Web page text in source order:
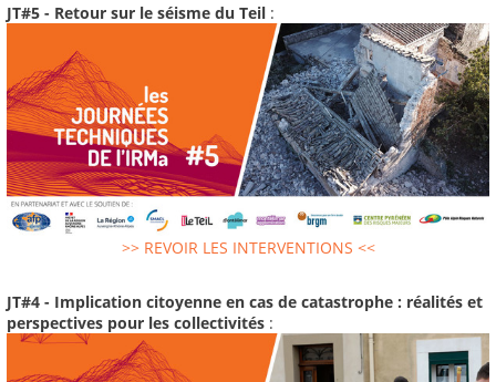
JT#5 - Retour sur le séisme du Teil :
>> REVOIR LES INTERVENTIONS <<
JT#4 - Implication citoyenne en cas de catastrophe : réalités et
perspectives pour les collectivités :